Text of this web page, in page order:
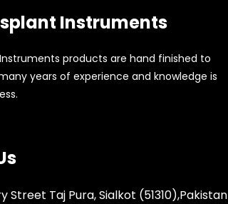
Instruments
products are hand finished to
years of experience and knowledge is
Street Taj Pura, Sialkot (51310),Pakistan